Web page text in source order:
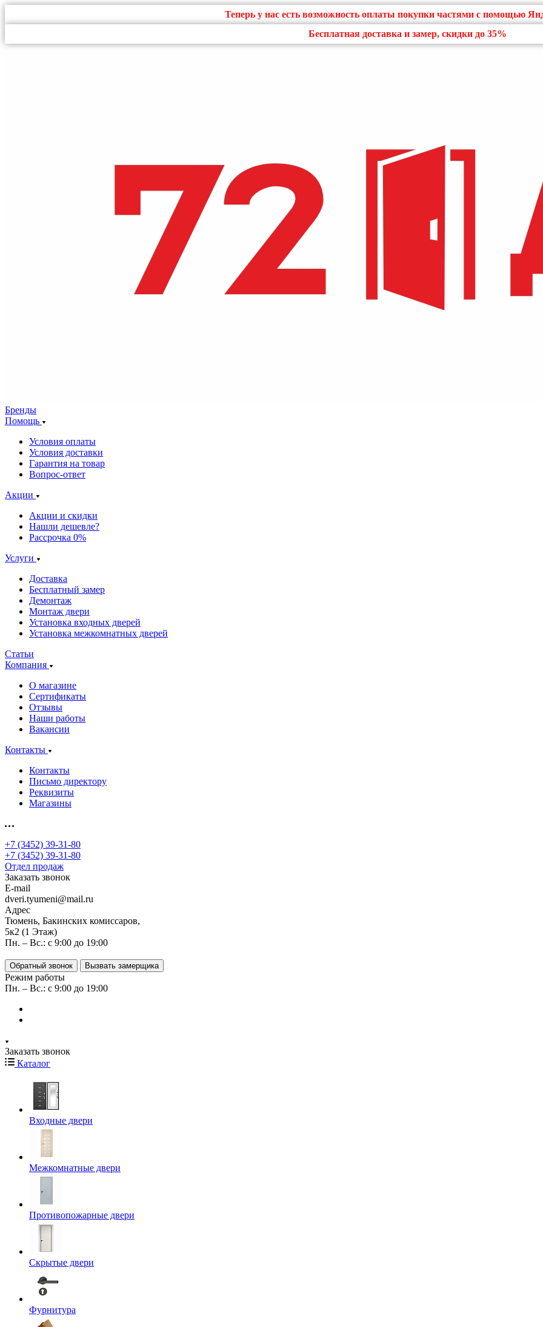
Теперь у нас есть возможность оплаты покупки частями с помощью
Бесплатная доставка и замер, скидки до 35%
Бренды
Помощь
Условия оплаты
Условия доставки
Гарантия на товар
Вопрос-ответ
Акции
Акции и скидки
Нашли дешевле?
Рассрочка 0%
Услуги
Доставка
Бесплатный замер
Демонтаж
Монтаж двери
Установка входных дверей
Установка межкомнатных дверей
Статьи
Компания
О магазине
Сертификаты
Отзывы
Наши работы
Вакансии
Контакты
Контакты
Письмо директору
Реквизиты
Магазины
+7 (3452) 39-31-80
+7 (3452) 39-31-80
Отдел продаж
Заказать звонок
E-mail
dveri.tyumeni@mail.ru
Адрес
Тюмень, Бакинских комиссаров,
5к2 (1 Этаж)
Пн. – Вс.: с 9:00 до 19:00
Обратный звонок Вызвать замерщика
Режим работы
Пн. – Вс.: с 9:00 до 19:00
Заказать звонок
Каталог
Входные двери
Межкомнатные двери
Противопожарные двери
Скрытые двери
Фурнитура